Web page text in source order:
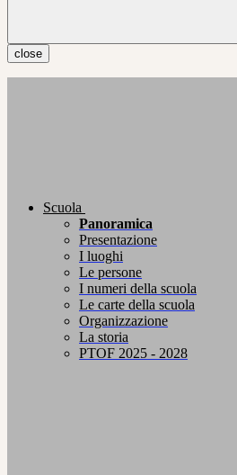
close
Scuola
Panoramica
Presentazione
I luoghi
Le persone
I numeri della scuola
Le carte della scuola
Organizzazione
La storia
PTOF 2025 - 2028